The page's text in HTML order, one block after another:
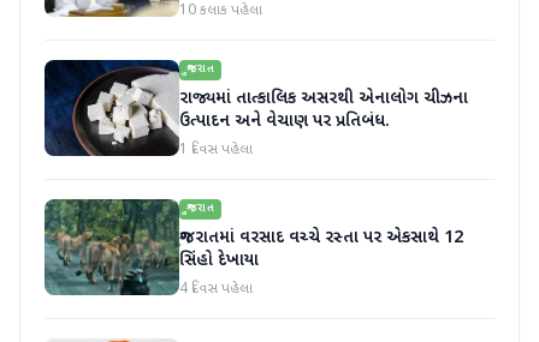
10 કલાક પહેલા
ગુજરાત
રાજ્યમાં તાત્કાલિક અસરથી એનાલોગ ચીઝના
ઉત્પાદન અને વેચાણ પર પ્રતિબંધ.
1 દિવસ પહેલા
ગુજરાત
ગુજરાતમાં વરસાદ વચ્ચે રસ્તા પર એકસાથે 12
સિંહો દેખાયા
4 દિવસ પહેલા